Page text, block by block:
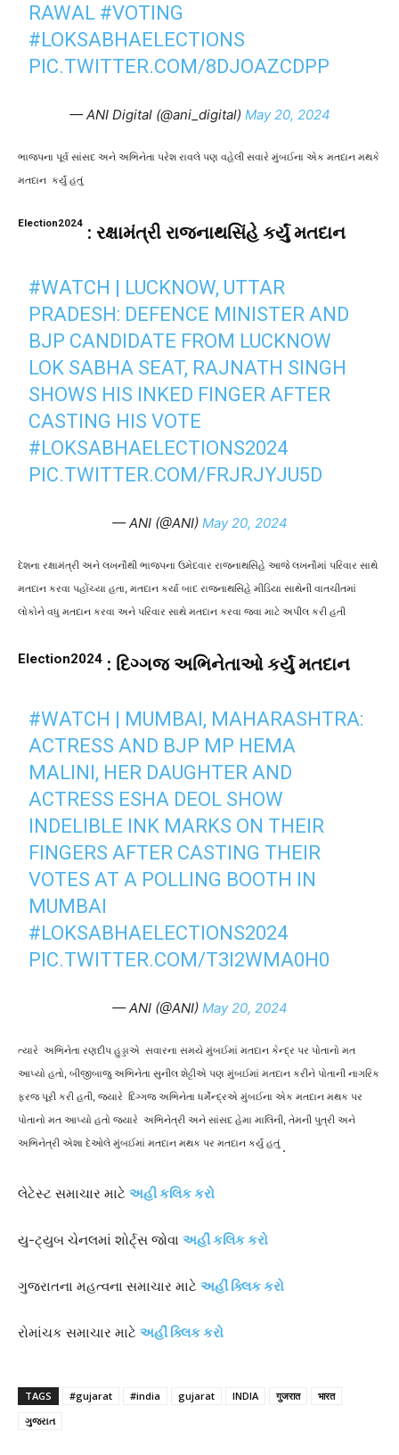
RAWAL #VOTING
#LOKSABHAELECTIONS
PIC.TWITTER.COM/8DJOAZCDPP
— ANI Digital (@ani_digital) May 20, 2024
ભાજપના પૂર્વ સાંસદ અને અભિનેતા પરેશ રાવલે પણ વહેલી સવારે મુંબઈના એક મતદાન મથકે
મતદાન કર્યું હતું
Election2024 : રક્ષામંત્રી રાજનાથસિંહે કર્યું મતદાન
#WATCH | LUCKNOW, UTTAR
PRADESH: DEFENCE MINISTER AND
BJP CANDIDATE FROM LUCKNOW
LOK SABHA SEAT, RAJNATH SINGH
SHOWS HIS INKED FINGER AFTER
CASTING HIS VOTE
#LOKSABHAELECTIONS2024
PIC.TWITTER.COM/FRJRJYJU5D
— ANI (@ANI) May 20, 2024
દેશના રક્ષામંત્રી અને લખનૌથી ભાજપના ઉમેદવાર રાજનાથસિંહે આજે લખનૌમાં પરિવાર સાથે
મતદાન કરવા પહોંચ્યા હતા, મતદાન કર્યા બાદ રાજનાથસિંહે મીડિયા સાથેની વાતચીતમાં
લોકોને વધુ મતદાન કરવા અને પરિવાર સાથે મતદાન કરવા જવા માટે અપીલ કરી હતી
Election2024 : દિગ્ગજ અભિનેતાઓ કર્યું મતદાન
#WATCH | MUMBAI, MAHARASHTRA:
ACTRESS AND BJP MP HEMA
MALINI, HER DAUGHTER AND
ACTRESS ESHA DEOL SHOW
INDELIBLE INK MARKS ON THEIR
FINGERS AFTER CASTING THEIR
VOTES AT A POLLING BOOTH IN
MUMBAI
#LOKSABHAELECTIONS2024
PIC.TWITTER.COM/T3I2WMA0H0
— ANI (@ANI) May 20, 2024
ત્યારે અભિનેતા રણદીપ હુડ્ડાએ સવારના સમયે મુંબઈમાં મતદાન કેન્દ્ર પર પોતાનો મત
આપ્યો હતો, બીજીબાજુ અભિનેતા સુનીલ શેટ્ટીએ પણ મુંબઈમાં મતદાન કરીને પોતાની નાગરિક
ફરજ પૂરી કરી હતી, જયારે દિગ્ગજ અભિનેતા ધર્મેન્દ્રએ મુંબઈના એક મતદાન મથક પર
પોતાનો મત આપ્યો હતો જયારે અભિનેત્રી અને સાંસદ હેમા માલિની, તેમની પુત્રી અને
અભિનેત્રી એશા દેઓલે મુંબઈમાં મતદાન મથક પર મતદાન કર્યું હતું .
લેટેસ્ટ સમાચાર માટે અહી કલિક કરો
યુ-ટ્યુબ ચેનલમાં શોર્ટ્સ જોવા અહીં કલિક કરો
ગુજરાતના મહત્વના સમાચાર માટે અહીં ક્લિક કરો
રોમાંચક સમાચાર માટે અહીં ક્લિક કરો
TAGS #gujarat #india gujarat INDIA गुजरात
भारत
ગુજરાત